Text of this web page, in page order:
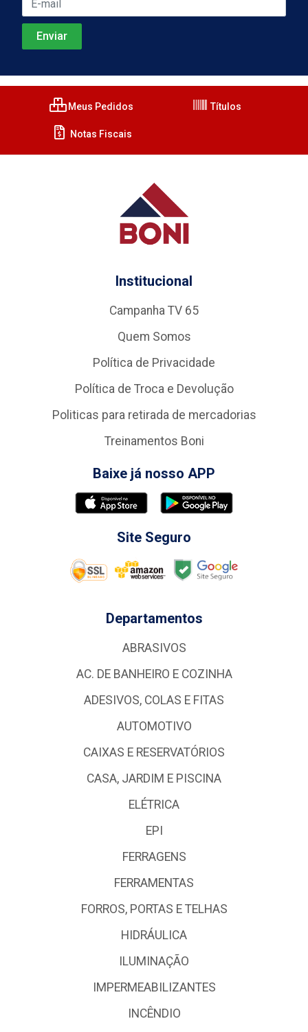
Meus Pedidos Títulos
Notas Fiscais
Institucional
Campanha TV 65
Quem Somos
Política de Privacidade
Política de Troca e Devolução
Politicas para retirada de mercadorias
Treinamentos Boni
Baixe já nosso APP
Site Seguro
Departamentos
ABRASIVOS
AC. DE BANHEIRO E COZINHA
ADESIVOS, COLAS E FITAS
AUTOMOTIVO
CAIXAS E RESERVATÓRIOS
CASA, JARDIM E PISCINA
ELÉTRICA
EPI
FERRAGENS
FERRAMENTAS
FORROS, PORTAS E TELHAS
HIDRÁULICA
ILUMINAÇÃO
IMPERMEABILIZANTES
INCÊNDIO